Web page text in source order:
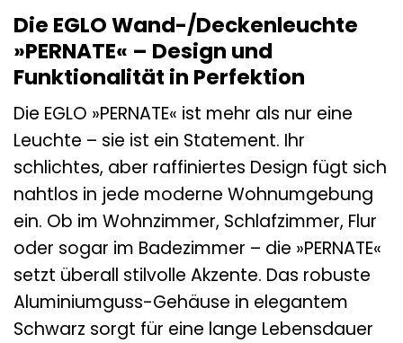
Die EGLO Wand-/Deckenleuchte
»PERNATE« – Design und
Funktionalität in Perfektion
Die EGLO »PERNATE« ist mehr als nur eine
Leuchte – sie ist ein Statement. Ihr
schlichtes, aber raffiniertes Design fügt sich
nahtlos in jede moderne Wohnumgebung
ein. Ob im Wohnzimmer, Schlafzimmer, Flur
oder sogar im Badezimmer – die »PERNATE«
setzt überall stilvolle Akzente. Das robuste
Aluminiumguss-Gehäuse in elegantem
Schwarz sorgt für eine lange Lebensdauer